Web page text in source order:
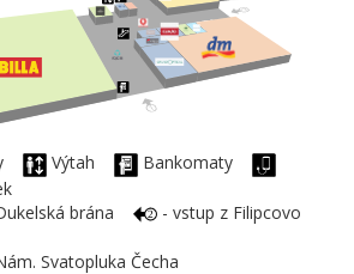
Výtah
Bankomaty
brána
- vstup z Filipcovo
Svatopluka Čecha